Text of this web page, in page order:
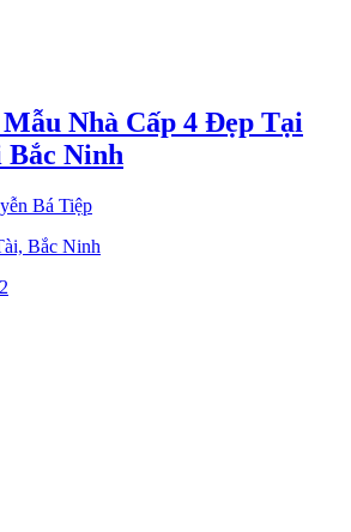
Nhà Cấp 4 Đẹp Tại
Ninh
Bá Tiệp
Bắc Ninh